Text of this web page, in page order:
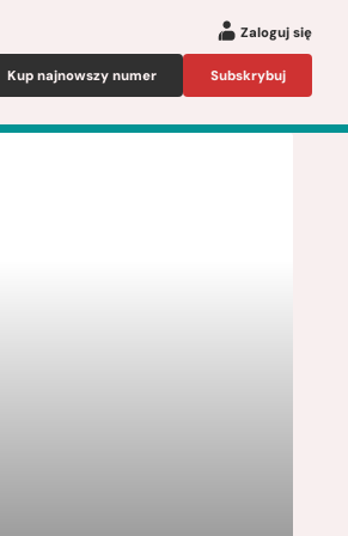
Zaloguj się
Kup najnowszy numer Subskrybuj